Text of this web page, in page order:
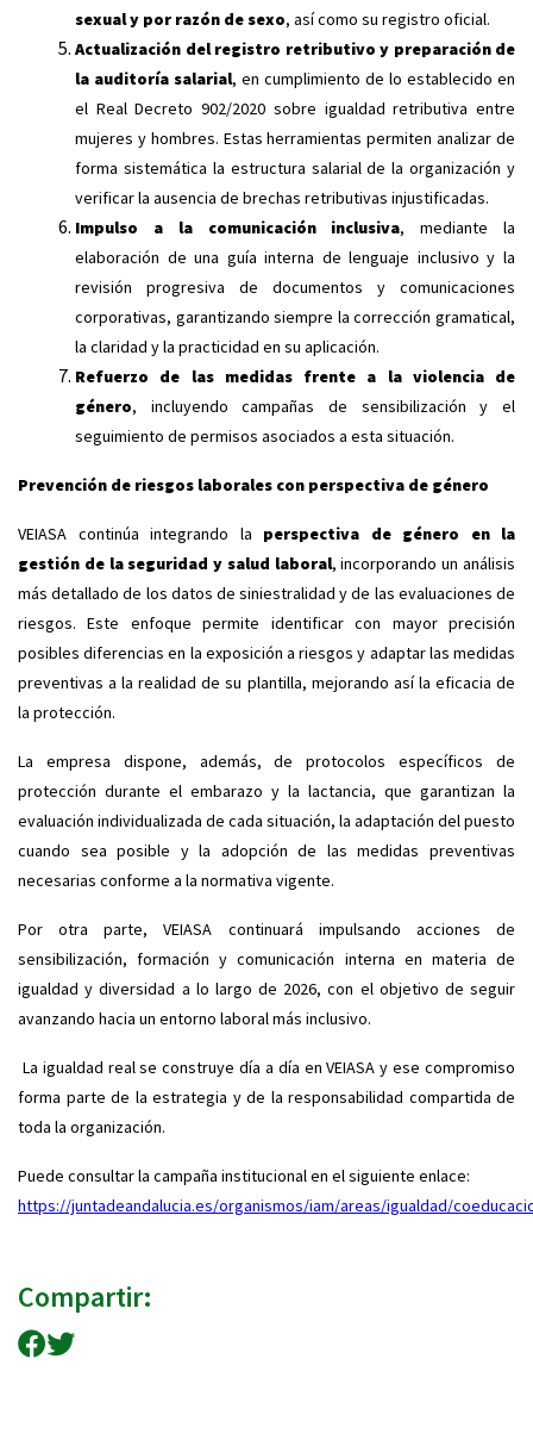
sexual y por razón de sexo, así como su registro oficial.
Actualización del registro retributivo y preparación de
la auditoría salarial, en cumplimiento de lo establecido en
el Real Decreto 902/2020 sobre igualdad retributiva entre
mujeres y hombres. Estas herramientas permiten analizar de
forma sistemática la estructura salarial de la organización y
verificar la ausencia de brechas retributivas injustificadas.
Impulso a la comunicación inclusiva, mediante la
elaboración de una guía interna de lenguaje inclusivo y la
revisión progresiva de documentos y comunicaciones
corporativas, garantizando siempre la corrección gramatical,
la claridad y la practicidad en su aplicación.
Refuerzo de las medidas frente a la violencia de
género, incluyendo campañas de sensibilización y el
seguimiento de permisos asociados a esta situación.
Prevención de riesgos laborales con perspectiva de género
VEIASA continúa integrando la perspectiva de género en la
gestión de la seguridad y salud laboral, incorporando un análisis
más detallado de los datos de siniestralidad y de las evaluaciones de
riesgos. Este enfoque permite identificar con mayor precisión
posibles diferencias en la exposición a riesgos y adaptar las medidas
preventivas a la realidad de su plantilla, mejorando así la eficacia de
la protección.
La empresa dispone, además, de protocolos específicos de
protección durante el embarazo y la lactancia, que garantizan la
evaluación individualizada de cada situación, la adaptación del puesto
cuando sea posible y la adopción de las medidas preventivas
necesarias conforme a la normativa vigente.
Por otra parte, VEIASA continuará impulsando acciones de
sensibilización, formación y comunicación interna en materia de
igualdad y diversidad a lo largo de 2026, con el objetivo de seguir
avanzando hacia un entorno laboral más inclusivo.
La igualdad real se construye día a día en VEIASA y ese compromiso
forma parte de la estrategia y de la responsabilidad compartida de
toda la organización.
Puede consultar la campaña institucional en el siguiente enlace:
https://juntadeandalucia.es/organismos/iam/areas/igualdad/
Compartir:
Compartir en Facebook
Compartir en Twitter